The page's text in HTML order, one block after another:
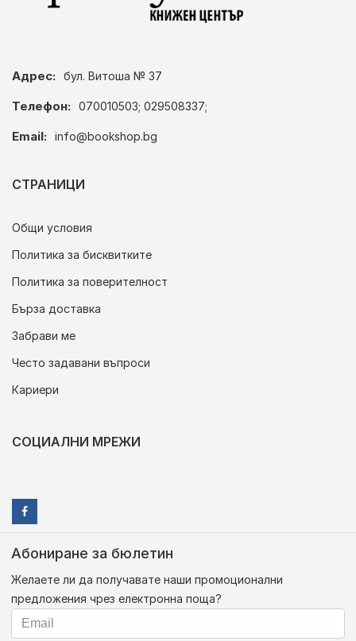
Адрес: бул. Витоша № 37
Телефон: 070010503; 029508337;
Email: info@bookshop.bg
СТРАНИЦИ
Общи условия
Политика за бисквитките
Политика за поверителност
Бърза доставка
Забрави ме
Често задавани въпроси
Кариери
СОЦИАЛНИ МРЕЖИ
Абониране за бюлетин
Желаете ли да получавате наши промоционални
предложения чрез електронна поща?